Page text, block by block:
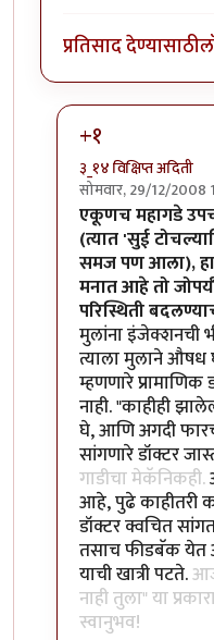
प्रतिसाद देण्यासाठी
+१
३_१४ विक्षिप्त अदिती
सोमवार, 29/12/2008
In reply to
एकूणच महागडे
(त्यात 'सुई
समज पण आला), हा
मनात आहे तो
परिस्थिती
मुलांना इंजेक्शनची
त्याला मुलाने औषध
म्हणणारे
नाही. "काहीही
घे, आणि अगदी
सांगणारे डॉक्टर
गाडीचा मेकॅनिकही.
आहे, पुढे काहीतरी
डॉक्टर क्वचित
तसाच फीडबॅक येत
याची खात्री पटते.
नाही तुला" या
स्वानुभव!